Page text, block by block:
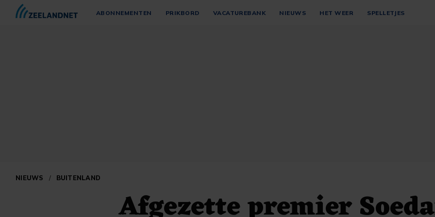
ABONNEMENTEN PRIKBORD VACATUREBANK NIEUWS HET WEER SPELLETJES
NIEUWS / BUITENLAND